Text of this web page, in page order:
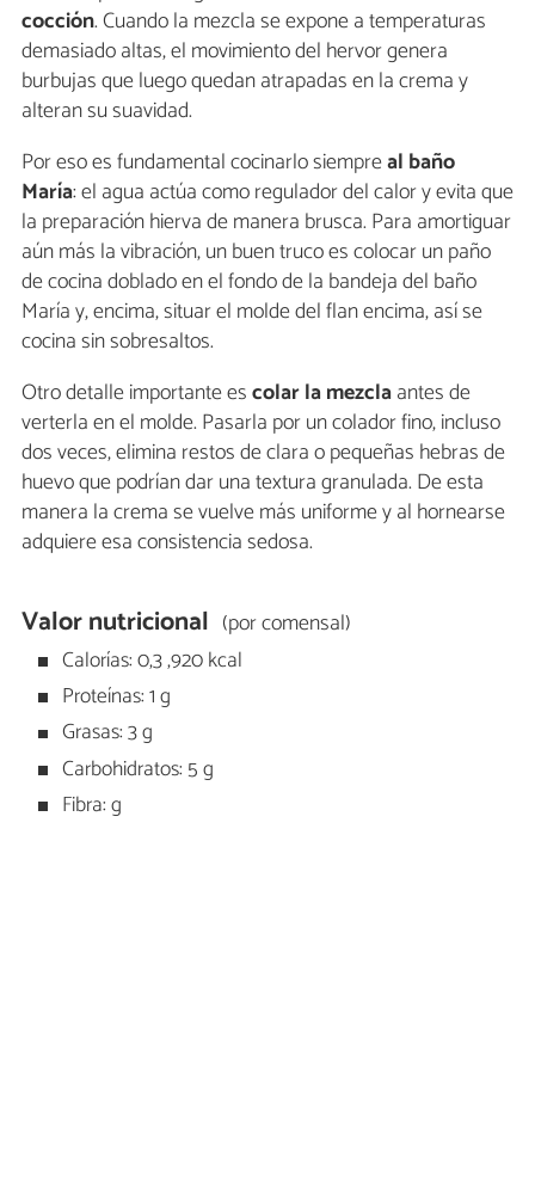
cocción. Cuando la mezcla se expone a temperaturas
demasiado altas, el movimiento del hervor genera
burbujas que luego quedan atrapadas en la crema y
alteran su suavidad.
Por eso es fundamental cocinarlo siempreal baño
María: el agua actúa como regulador del calor y evita que
la preparación hierva de manera brusca. Para amortiguar
aún más la vibración, un buen truco es colocar un paño
de cocina doblado en el fondo de la bandeja del baño
María y, encima, situar el molde del flan encima, así se
cocina sin sobresaltos.
Otro detalle importante escolar la mezclaantes de
verterla en el molde. Pasarla por un colador fino, incluso
dos veces, elimina restos de clara o pequeñas hebras de
huevo que podrían dar una textura granulada. De esta
manera la crema se vuelve más uniforme y al hornearse
adquiere esa consistencia sedosa.
Valor nutricional (por comensal)
Calorías: 0,3 ,920 kcal
Proteínas: 1 g
Grasas: 3 g
Carbohidratos: 5 g
Fibra: g